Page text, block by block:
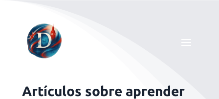
Artículos sobre aprender